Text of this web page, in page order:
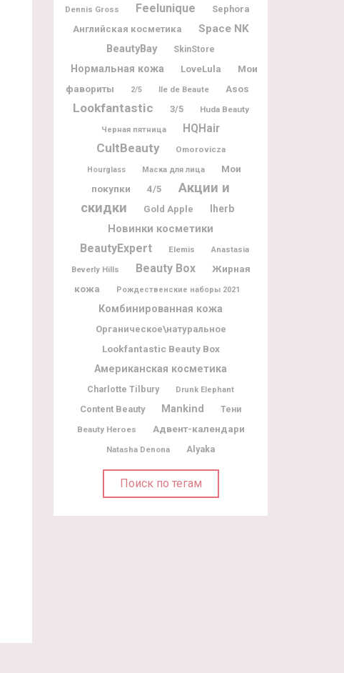
Dennis Gross
Feelunique
Sephora
Английская косметика
Space NK
BeautyBay
SkinStore
Нормальная кожа LoveLula
Мои
фавориты
2/5 Ile de Beaute Asos
Lookfantastic 3/5 Huda Beauty
Черная пятница HQHair
CultBeauty Omorovicza
Hourglass Маска для лица
Мои
покупки
4/5
Акции и
скидки
Gold Apple Iherb
Новинки косметики
BeautyExpert Elemis Anastasia
Beverly Hills Beauty Box
Жирная
кожа
Рождественские наборы 2021
Комбинированная кожа
Органическое\натуральное
Lookfantastic Beauty Box
Американская косметика
Charlotte Tilbury Drunk Elephant
Content Beauty Mankind
Тени
Beauty Heroes
Адвент-календари
Natasha Denona Alyaka
Поиск по тегам